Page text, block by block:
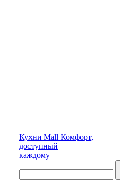
Кухни Mall Комфорт,
доступный
каждому